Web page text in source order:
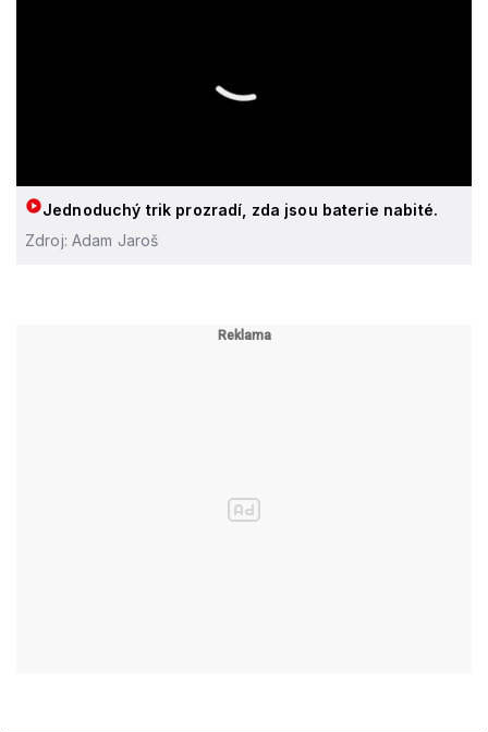
Jednoduchý trik prozradí, zda jsou baterie nabité.
Zdroj: Adam Jaroš